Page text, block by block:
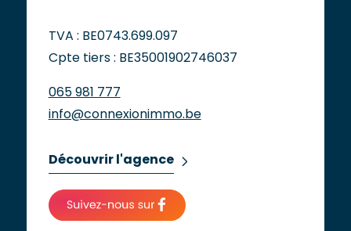
TVA : BE0743.699.097
Cpte tiers : BE35001902746037
065 981 777
info@connexionimmo.be
Découvrir l'agence